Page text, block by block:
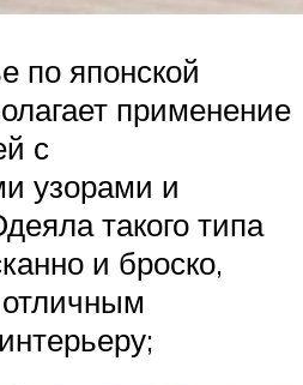
по японской
применение
с
узорами и
такого типа
и броско,